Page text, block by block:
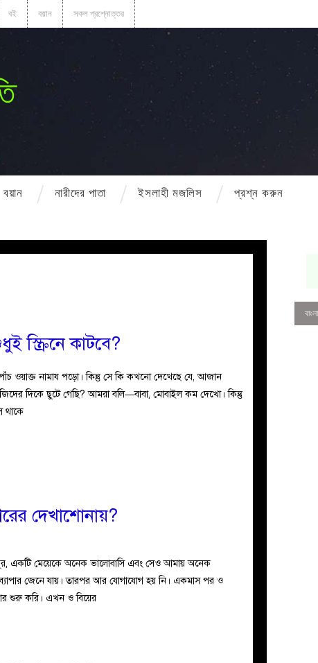
বই বয়ান সকল প্রশ্নোত্তর
বয়ান নারীদের পাতা ইসলাহী মজলিস প্রশ্ন করুন
স্ক্রিনে কাটবে?
ওয়াক্ত নামায পড়ো। কিন্তু সে কি কখনো দেখেছে যে, আজান
দিকে ছুটে গেছি? আমরা বলি—বাবা, মোবাইল কম দেখো। কিন্তু
থাকে
দেখাশোনায়?
একটি মেয়েকে অনেক ভালোবাসি এবং সেও আমায় অনেক
জেনে যায়। তারপর আর যোগাযোগ হয় নি। একমাস পর ও
শুরু করি। এখন ও বিয়ের